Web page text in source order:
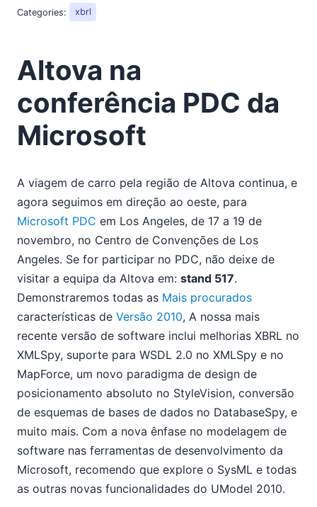
2011
01
02
03
05
08
09
10
11
Novidades no StyleVision v2010
Altova na conferência PDC da Microsoft
MapForce v2010 – "Os mais procurados"
Visite a Altova na DevConnections
Os recursos mais procurados do XMLSpy
12
2008
2007
Categories: xbrl
Altova na
conferência PDC da
Microsoft
A viagem de carro pela região de Altova continua, e
agora seguimos em direção ao oeste, para
Microsoft PDC em Los Angeles, de 17 a 19 de
novembro, no Centro de Convenções de Los
Angeles. Se for participar no PDC, não deixe de
visitar a equipa da Altova em: stand 517.
Demonstraremos todas as Mais procurados
características de Versão 2010, A nossa mais
recente versão de software inclui melhorias XBRL no
XMLSpy, suporte para WSDL 2.0 no XMLSpy e no
MapForce, um novo paradigma de design de
posicionamento absoluto no StyleVision, conversão
de esquemas de bases de dados no DatabaseSpy, e
muito mais. Com a nova ênfase no modelagem de
software nas ferramentas de desenvolvimento da
Microsoft, recomendo que explore o SysML e todas
as outras novas funcionalidades do UModel 2010.